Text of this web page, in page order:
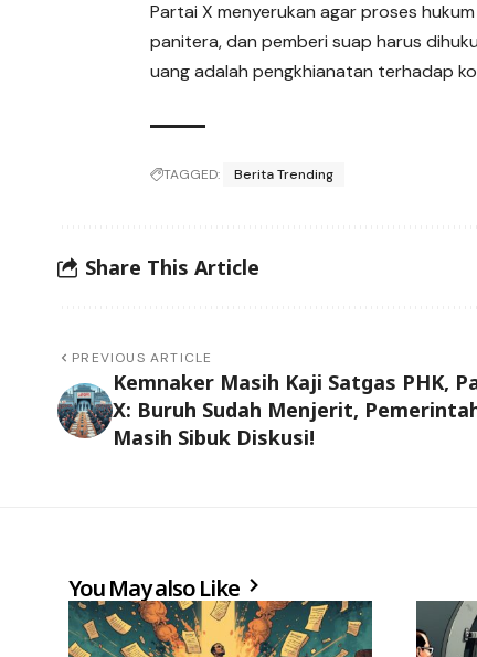
Partai X menyerukan agar proses
panitera, dan pemberi suap harus
uang adalah pengkhianatan terhadap
TAGGED: Berita Trending
Share This Article
PREVIOUS ARTICLE
Kemnaker Masih Kaji Satgas PHK,
X: Buruh Sudah Menjerit,
Masih Sibuk Diskusi!
You May also Like